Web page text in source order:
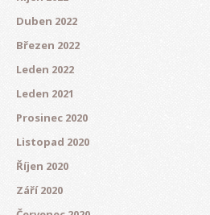
Duben 2022
Březen 2022
Leden 2022
Leden 2021
Prosinec 2020
Listopad 2020
Říjen 2020
Září 2020